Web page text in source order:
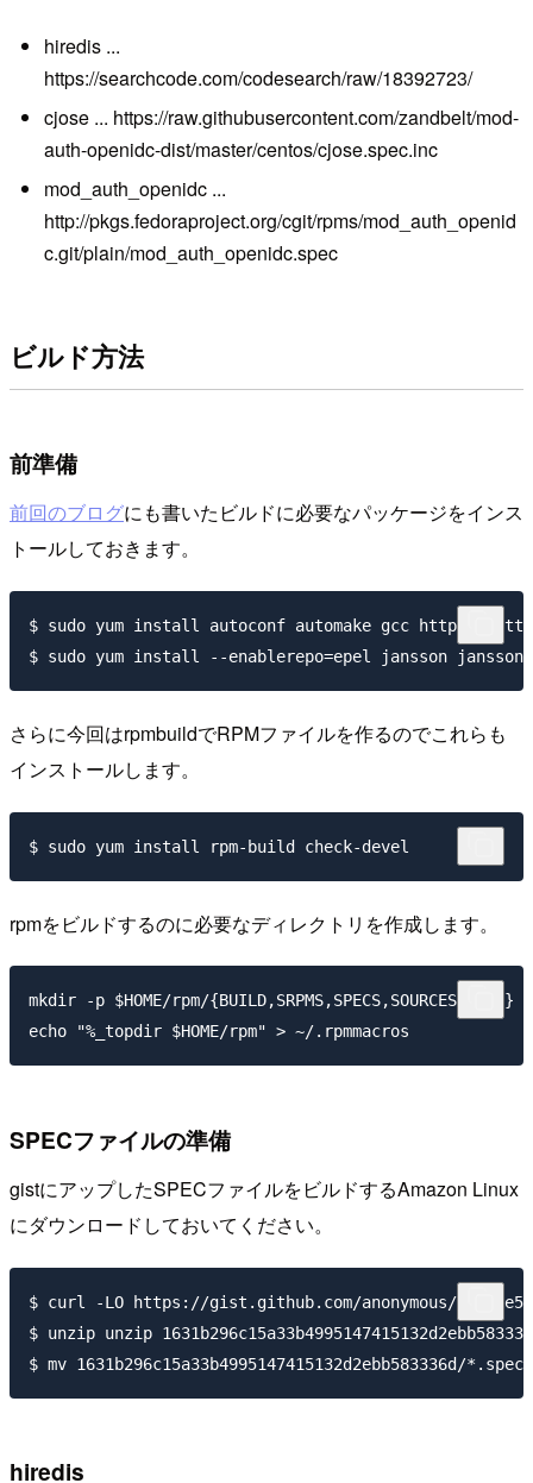
hiredis ...
https://searchcode.com/codesearch/raw/18392723/
cjose ... https://raw.githubusercontent.com/zandbelt/mod-
auth-openidc-dist/master/centos/cjose.spec.inc
mod_auth_openidc ...
http://pkgs.fedoraproject.org/cgit/rpms/mod_auth_openid
c.git/plain/mod_auth_openidc.spec
ビルド方法
前準備
前回のブログにも書いたビルドに必要なパッケージをインス
トールしておきます。
$ sudo yum install autoconf automake gcc httpd24
さらに今回はrpmbuildでRPMファイルを作るのでこれらも
インストールします。
rpmをビルドするのに必要なディレクトリを作成します。
mkdir -p $HOME/rpm/{BUILD,SRPMS,SPECS,SOURCES,RPMS}
SPECファイルの準備
gistにアップしたSPECファイルをビルドするAmazon Linux
にダウンロードしておいてください。
$ curl -LO https://gist.github.com/anonymous/
$ unzip unzip
hiredis